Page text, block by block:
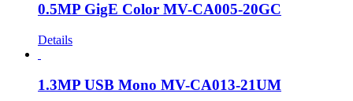
0.5MP GigE Color MV-CA005-20GC
Details
1.3MP USB Mono MV-CA013-21UM